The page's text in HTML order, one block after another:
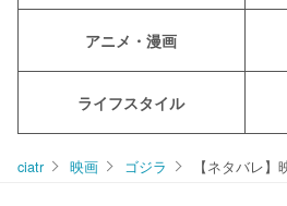
アニメ・漫画
ライフスタイル
ciatr 映画 ゴジラ 【ネタバレ